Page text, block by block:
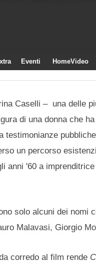
Eventi HomeVideo
Caselli – una delle
di una donna che
un percorso
anni '60 a
solo alcuni dei nomi
Malavasi, Giorgio
corredo al film rende